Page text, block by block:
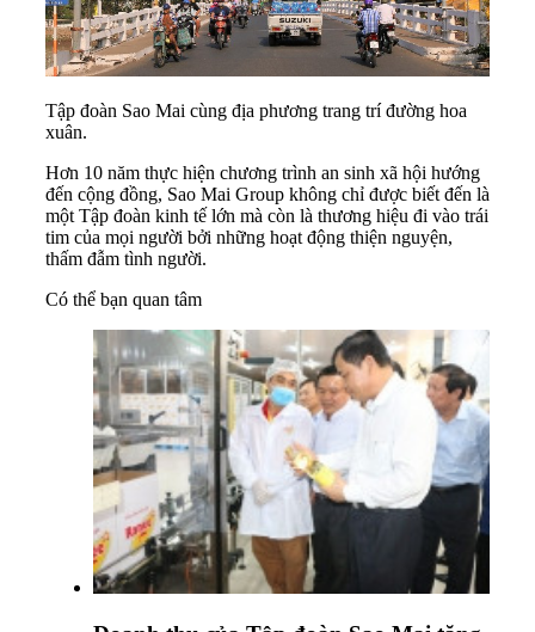
Tập đoàn Sao Mai cùng địa phương trang trí đường hoa
xuân.
Hơn 10 năm thực hiện chương trình an sinh xã hội hướng
đến cộng đồng, Sao Mai Group không chỉ được biết đến là
một Tập đoàn kinh tế lớn mà còn là thương hiệu đi vào trái
tim của mọi người bởi những hoạt động thiện nguyện,
thấm đẫm tình người.
Có thể bạn quan tâm